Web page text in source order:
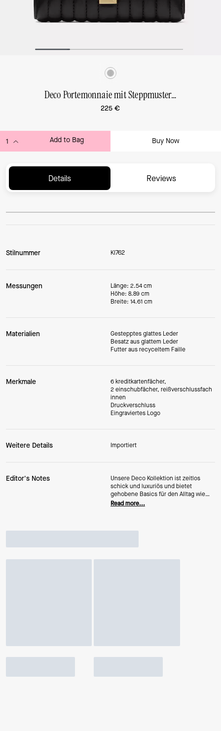
Deco Portemonnaie mit Steppmuster, kompakt
225 €
Add to Bag Buy Now
Details Reviews
Stilnummer KI762
Messungen
Länge: 2.54 cm
Höhe: 8.89 cm
Breite: 14.61 cm
Materialien
Gestepptes glattes Leder
Besatz aus glattem Leder
Futter aus recyceltem Faille
Merkmale
6 kreditkartenfächer,
2 einschubfächer, reißverschlussfach
innen
Druckverschluss
Eingraviertes Logo
Weitere Details Importiert
Editor's Notes
Unsere Deco Kollektion ist zeitlos
schick und luxuriös und bietet
gehobene Basics für den Alltag wie
auch für besondere Anlässe. Dieses
Read more...